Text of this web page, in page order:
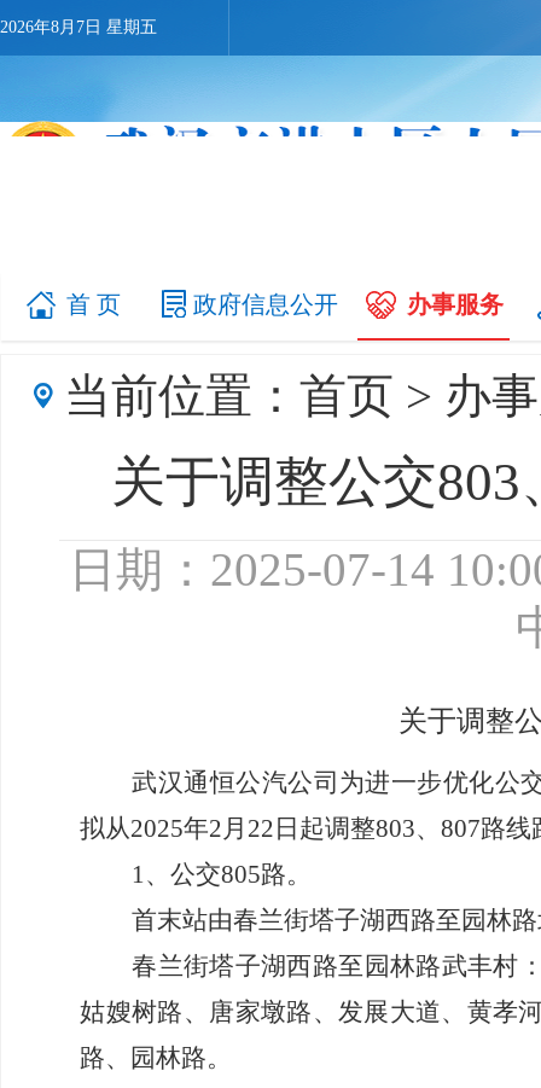
2026年8月7日 星期五
首 页 政府信息公开 办事服务
当前位置： 首页 > 办
关于调整公交
日期：2025-07-14
关于调整
武汉通恒公汽公司为进一步优化公
拟从2025年2月22日起调整803、807路
1、公交805路。
首末站由春兰街塔子湖西路至园林
春兰街塔子湖西路至园林路武丰村
姑嫂树路、唐家墩路、发展大道、黄孝
路、园林路。